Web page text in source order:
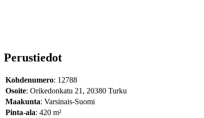
Perustiedot
Kohdenumero: 12788
Osoite: Orikedonkatu 21, 20380 Turku
Maakunta: Varsinais-Suomi
Pinta-ala: 420 m²